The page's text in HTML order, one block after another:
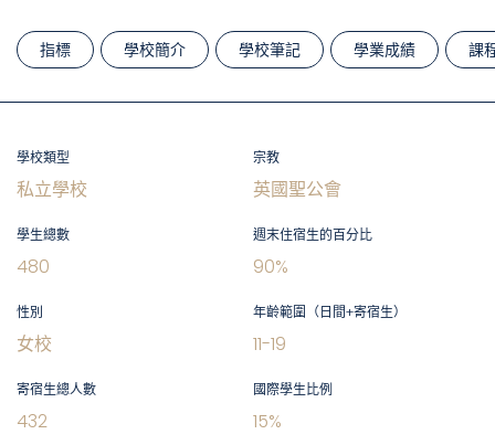
指標 學校簡介 學校筆記 學業成績 課
學校類型
私立學校
宗教
英國聖公會
學生總數
480
週末住宿生的百分比
90%
性別
女校
年齡範圍（日間+寄宿生）
11-19
寄宿生總人數
432
國際學生比例
15%